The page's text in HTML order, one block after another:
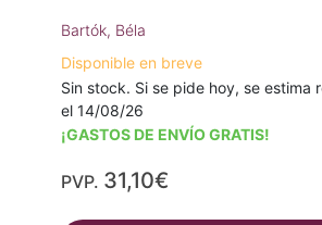
Bartók, Béla
Disponible en breve
Sin stock. Si se pide hoy, se estima
el 14/08/26
¡GASTOS DE ENVÍO GRATIS!
PVP. 31,10€